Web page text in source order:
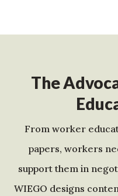
The
From worker
papers, workers
support them in
WIEGO designs